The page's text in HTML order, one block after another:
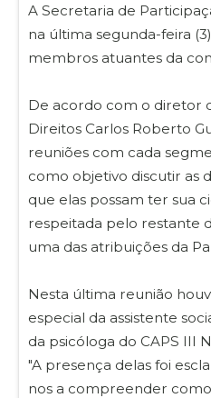
A Secretaria de
na última segunda-feira
membros atuantes da
De acordo com o diretor
Direitos Carlos Roberto
reuniões com cada
como objetivo discutir as
que elas possam ter sua
respeitada pelo restante
uma das atribuições da
Nesta última reunião
especial da assistente
da psicóloga do CAPS III
"A presença delas foi
nos a compreender